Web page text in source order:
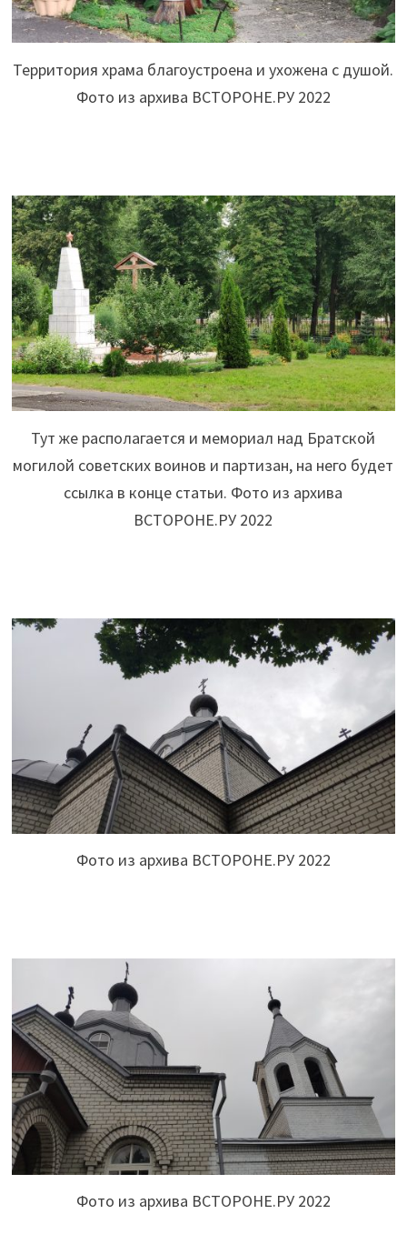
Территория храма благоустроена и ухожена с душой.
Фото из архива ВСТОРОНЕ.РУ 2022
Тут же располагается и мемориал над Братской
могилой советских воинов и партизан, на него будет
ссылка в конце статьи. Фото из архива
ВСТОРОНЕ.РУ 2022
Фото из архива ВСТОРОНЕ.РУ 2022
Фото из архива ВСТОРОНЕ.РУ 2022